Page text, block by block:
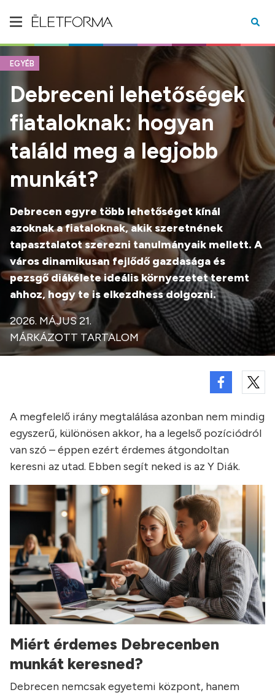
EGYÉB
Debreceni lehetőségek
fiataloknak: hogyan
találd meg a legjobb
munkát?
Debrecen egyre több lehetőséget kínál
azoknak a fiataloknak, akik szeretnének
tapasztalatot szerezni tanulmányaik mellett. A
város dinamikusan fejlődő gazdasága és
pezsgő diákélete ideális környezetet teremt
ahhoz, hogy te is elkezdhess dolgozni.
2026. MÁJUS 21.
MÁRKÁZOTT TARTALOM
A megfelelő irány megtalálása azonban nem mindig
egyszerű, különösen akkor, ha a legelső pozíciódról
van szó – éppen ezért érdemes átgondoltan
keresni az utad. Ebben segít neked is az Y Diák.
Miért érdemes Debrecenben
munkát keresned?
Debrecen nemcsak egyetemi központ, hanem